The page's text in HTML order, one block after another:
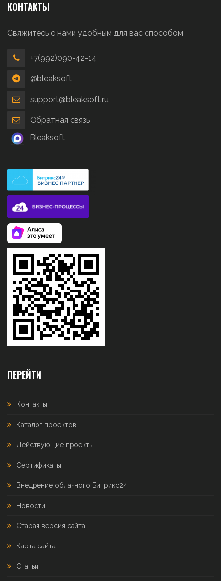
КОНТАКТЫ
Свяжитесь с нами удобным для вас способом
+7(992)090-42-14
@bleaksoft
support@bleaksoft.ru
Обратная связь
Bleaksoft
ПЕРЕЙТИ
Контакты
Каталог проектов
Действующие проекты
Сертификаты
Внедрение облачного Битрикс24
Новости
Старая версия сайта
Карта сайта
Статьи